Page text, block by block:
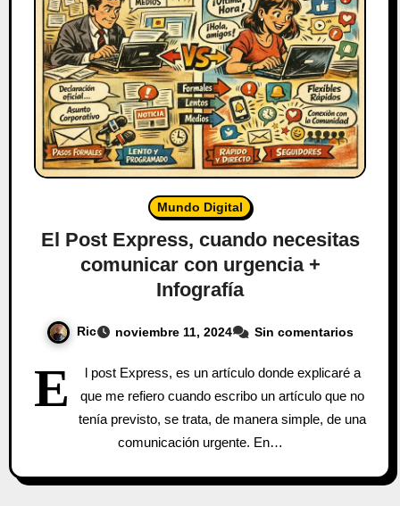
Mundo Digital
El Post Express, cuando necesitas
comunicar con urgencia +
Infografía
Ric noviembre 11, 2024 Sin comentarios
E
l post Express, es un artículo donde explicaré a
que me refiero cuando escribo un artículo que no
tenía previsto, se trata, de manera simple, de una
comunicación urgente. En…